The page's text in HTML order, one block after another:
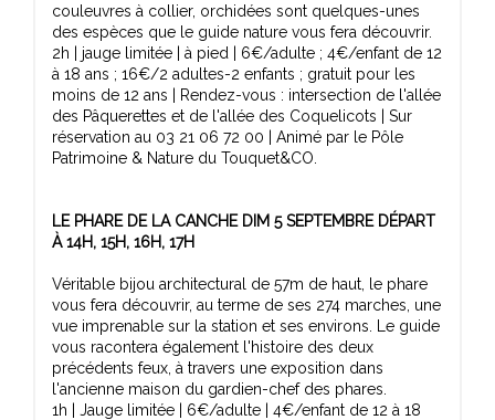
couleuvres à collier, orchidées sont quelques-unes
des espèces que le guide nature vous fera découvrir.
2h | jauge limitée | à pied | 6€/adulte ; 4€/enfant de 12
à 18 ans ; 16€/2 adultes-2 enfants ; gratuit pour les
moins de 12 ans | Rendez-vous : intersection de l'allée
des Pâquerettes et de l'allée des Coquelicots | Sur
réservation au 03 21 06 72 00 | Animé par le Pôle
Patrimoine & Nature du Touquet&CO.
LE PHARE DE LA CANCHE DIM 5 SEPTEMBRE DÉPART
À 14H, 15H, 16H, 17H
Véritable bijou architectural de 57m de haut, le phare
vous fera découvrir, au terme de ses 274 marches, une
vue imprenable sur la station et ses environs. Le guide
vous racontera également l'histoire des deux
précédents feux, à travers une exposition dans
l'ancienne maison du gardien-chef des phares.
1h | Jauge limitée | 6€/adulte | 4€/enfant de 12 à 18